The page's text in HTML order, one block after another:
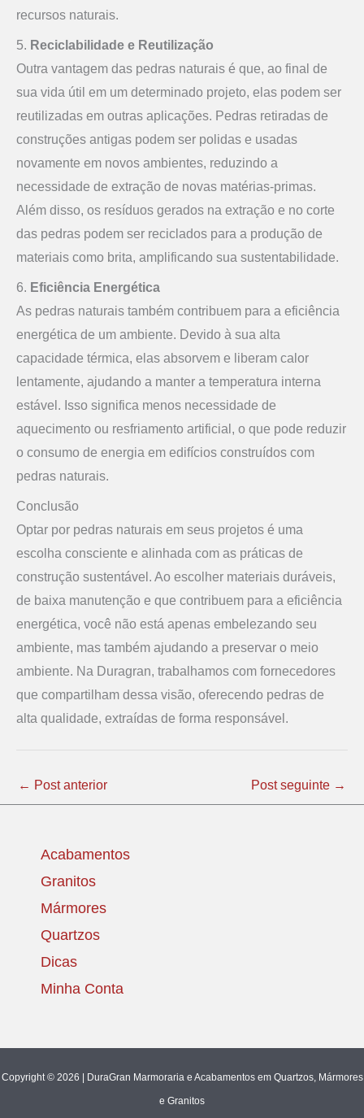
recursos naturais.
5. Reciclabilidade e Reutilização
Outra vantagem das pedras naturais é que, ao final de
sua vida útil em um determinado projeto, elas podem ser
reutilizadas em outras aplicações. Pedras retiradas de
construções antigas podem ser polidas e usadas
novamente em novos ambientes, reduzindo a
necessidade de extração de novas matérias-primas.
Além disso, os resíduos gerados na extração e no corte
das pedras podem ser reciclados para a produção de
materiais como brita, amplificando sua sustentabilidade.
6. Eficiência Energética
As pedras naturais também contribuem para a eficiência
energética de um ambiente. Devido à sua alta
capacidade térmica, elas absorvem e liberam calor
lentamente, ajudando a manter a temperatura interna
estável. Isso significa menos necessidade de
aquecimento ou resfriamento artificial, o que pode reduzir
o consumo de energia em edifícios construídos com
pedras naturais.
Conclusão
Optar por pedras naturais em seus projetos é uma
escolha consciente e alinhada com as práticas de
construção sustentável. Ao escolher materiais duráveis,
de baixa manutenção e que contribuem para a eficiência
energética, você não está apenas embelezando seu
ambiente, mas também ajudando a preservar o meio
ambiente. Na Duragran, trabalhamos com fornecedores
que compartilham dessa visão, oferecendo pedras de
alta qualidade, extraídas de forma responsável.
← Post anterior Post seguinte →
Acabamentos
Granitos
Mármores
Quartzos
Dicas
Minha Conta
Copyright © 2026 | DuraGran Marmoraria e Acabamentos em Quartzos, Mármores
e Granitos